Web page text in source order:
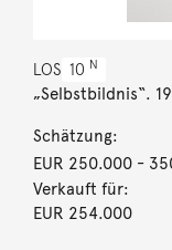
LOS 10 N
„Selbstbildnis“.
Schätzung:
EUR 250.000-
Verkauft für:
EUR 254.000